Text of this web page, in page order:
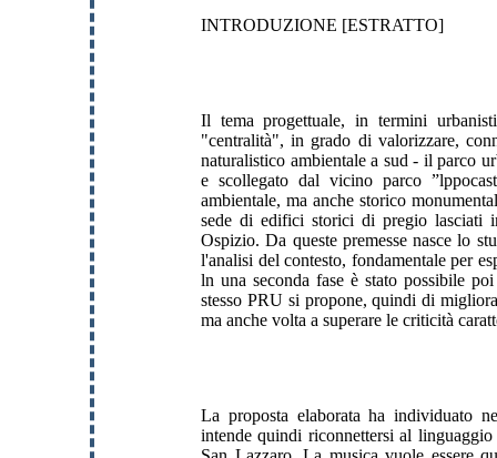
INTRODUZIONE [ESTRATTO]
Il tema progettuale, in termini
"centralità", in grado di valorizzare,
naturalistico ambientale a sud - il parco
e scollegato dal vicino parco
ambientale, ma anche storico
sede di edifici storici di pregio lasciati
Ospizio. Da queste premesse nasce lo
l'analisi del contesto, fondamentale per
ln una seconda fase è stato possibile
stesso PRU si propone, quindi di
ma anche volta a superare le criticità
La proposta elaborata ha individuato
intende quindi riconnettersi al